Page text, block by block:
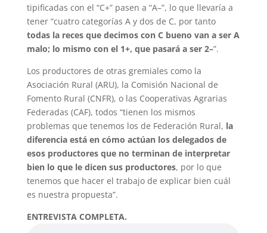
tipificadas con el “C+” pasen a “A–”, lo que llevaría a
tener “cuatro categorías A y dos de C, por tanto
todas la reces que decimos con C bueno van a ser A
malo; lo mismo con el 1+, que pasará a ser 2–”.
Los productores de otras gremiales como la
Asociación Rural (ARU), la Comisión Nacional de
Fomento Rural (CNFR), o las Cooperativas Agrarias
Federadas (CAF), todos “tienen los mismos
problemas que tenemos los de Federación Rural, la
diferencia está en cómo actúan los delegados de
esos productores que no terminan de interpretar
bien lo que le dicen sus productores, por lo que
tenemos que hacer el trabajo de explicar bien cuál
es nuestra propuesta”.
ENTREVISTA COMPLETA.